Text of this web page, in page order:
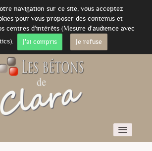
navigation sur ce site, vous acceptez
pour vous proposer des contenus et
centres d’intérêts (Mesure d'audience avec
J'ai compris Je refuse